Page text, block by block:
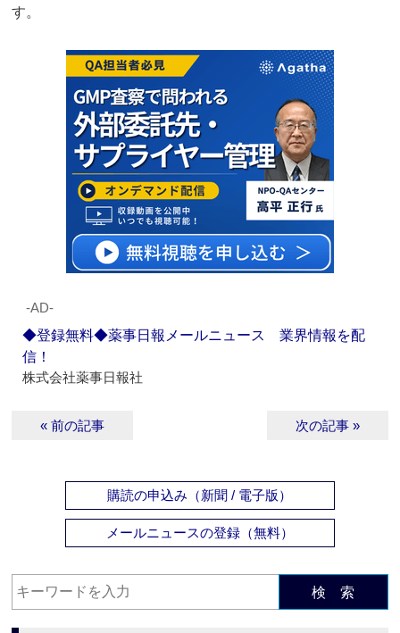
す。
‐AD‐
◆登録無料◆薬事日報メールニュース 業界情報を配
信！
株式会社薬事日報社
« 前の記事 次の記事 »
購読の申込み（新聞 / 電子版）
メールニュースの登録（無料）
検 索